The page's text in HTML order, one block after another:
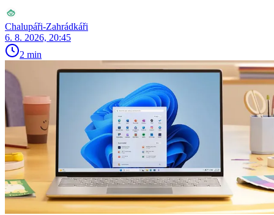
Chalupáři-Zahrádkáři
6. 8. 2026, 20:45
2 min